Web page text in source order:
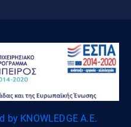
KNOWLEDGE A.E.